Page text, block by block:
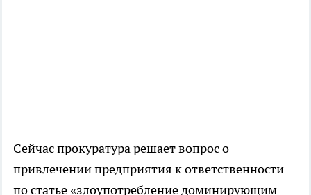
Сейчас прокуратура решает вопрос о
привлечении предприятия к ответственности
по статье «злоупотребление доминирующим